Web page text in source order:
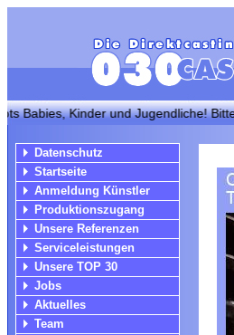
Kinder und Jugendliche! Bitte bei
Datenschutz
Startseite
Anmeldung Künstler
Produktionszugang
Unsere Referenzen
Serviceleistungen
Unsere TOP 30
Jobs
Aktuelles
Team